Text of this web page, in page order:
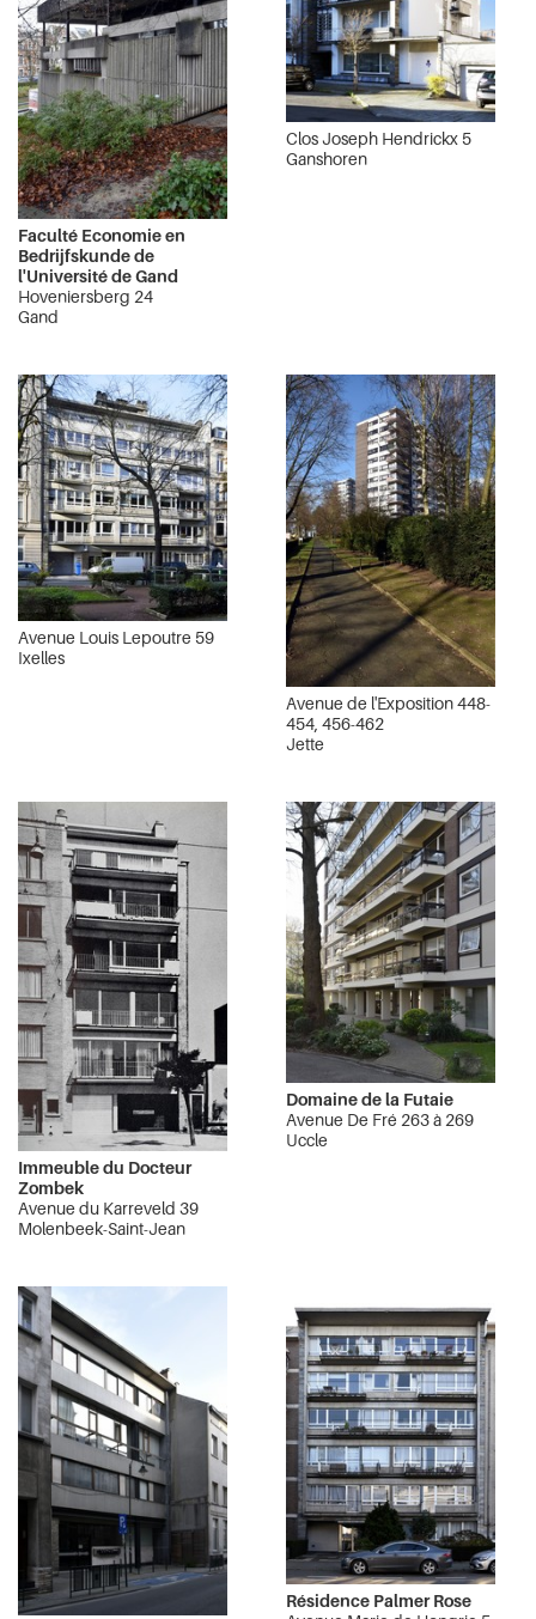
Faculté Economie en
Bedrijfskunde de
l'Université de Gand
Hoveniersberg 24
Gand
Clos Joseph Hendrickx 5
Ganshoren
Avenue Louis Lepoutre 59
Ixelles
Avenue de l'Exposition 448-
454, 456-462
Jette
Immeuble du Docteur
Zombek
Avenue du Karreveld 39
Molenbeek-Saint-Jean
Domaine de la Futaie
Avenue De Fré 263 à 269
Uccle
Résidence Palmer Rose